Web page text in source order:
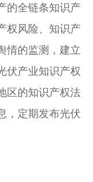
的全链条知识产
权风险、知识产
情的监测，建立
伏产业知识产权
区的知识产权法
，定期发布光伏